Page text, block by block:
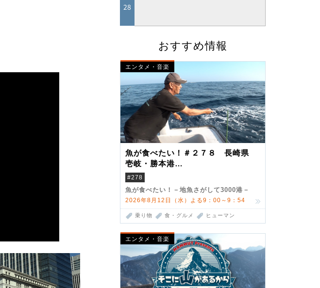
おすすめ情報
エンタメ・音楽
魚が食べたい！＃２７８ 長崎県
壱岐・勝本港
（クロマグロ）
#278
魚が食べたい！－地魚さがして3000港－
2026年8月12日（水）よる9：00～9：54
乗り物 食・グルメ ヒューマン
エンタメ・音楽